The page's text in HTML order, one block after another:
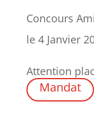
Concours
le 4 Janvier
Attention
Mandat